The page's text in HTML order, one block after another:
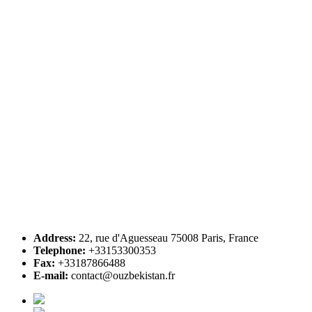
Address: 22, rue d'Aguesseau 75008 Paris, France
Telephone: +33153300353
Fax: +33187866488
E-mail: contact@ouzbekistan.fr